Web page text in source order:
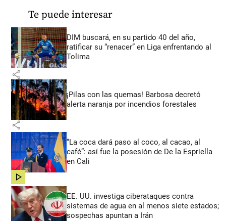
Te puede interesar
DIM buscará, en su partido 40 del año,
ratificar su “renacer” en Liga enfrentando al
Tolima
share
¡Pilas con las quemas! Barbosa decretó
alerta naranja por incendios forestales
share
“La coca dará paso al coco, al cacao, al
café”: así fue la posesión de De la Espriella
en Cali
share
EE. UU. investiga ciberataques contra
sistemas de agua en al menos siete estados;
sospechas apuntan a Irán